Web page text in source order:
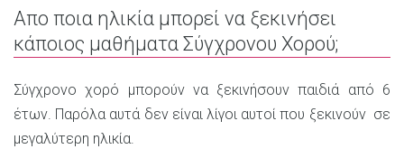
Απο ποια ηλικία μπορεί να ξεκινήσει
κάποιος μαθήματα Σύγχρονου Χορού;
Σύγχρονο χορό μπορούν να ξεκινήσουν παιδιά από 6
έτων. Παρόλα αυτά δεν είναι λίγοι αυτοί που ξεκινούν σε
μεγαλύτερη ηλικία.